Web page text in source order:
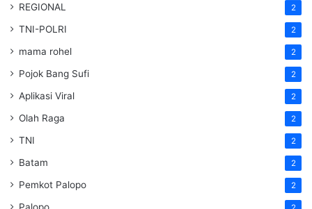
REGIONAL 2
TNI-POLRI 2
mama rohel 2
Pojok Bang Sufi 2
Aplikasi Viral 2
Olah Raga 2
TNI 2
Batam 2
Pemkot Palopo 2
Palopo